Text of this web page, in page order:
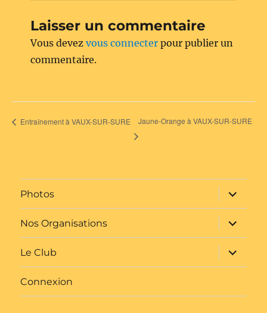
Laisser un commentaire
Vous devezvous connecter pour publier un
commentaire.
Entraînement à VAUX-SUR-SURE Jaune-Orange à VAUX-SUR-SURE
Photos
ouvrir
le
sous-
menu
Nos Organisations
ouvrir
le
sous-
menu
Le Club
ouvrir
le
sous-
Connexion